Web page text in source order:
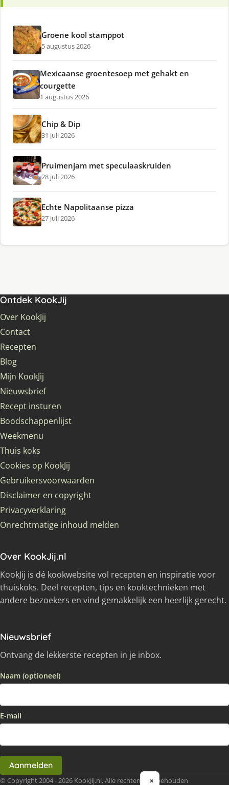
Groene kool stamppot
5 augustus 2026
Mexicaanse groentesoep met gehakt en
courgette
1 augustus 2026
Chip & Dip
31 juli 2026
Pruimenjam met speculaaskruiden
28 juli 2026
Echte Napolitaanse pizza
27 juli 2026
Ontdek KookJij
Over KookJij
Contact
Recepten
Blog
Mijn KookJij
Nieuwsbrief
Recept insturen
Boodschappenlijst
Weekmenu
Thuis koks
Cookies op KookJij
Gebruikersvoorwaarden
Disclaimer en copyright
Privacyverklaring
Onrechtmatige inhoud melden
Over KookJij.nl
KookJij is dé kookwebsite vol recepten en inspiratie voor
thuiskoks. Deel recepten, tips en kooktechnieken met
andere bezoekers en vind gemakkelijk een heerlijk gerecht.
Nieuwsbrief
Ontvang de lekkerste recepten in je inbox.
Naam (optioneel)
E-mail
Aanmelden
© Copyright 2004 - 2026 KookJij.nl, Alle rechten voorbehouden
×